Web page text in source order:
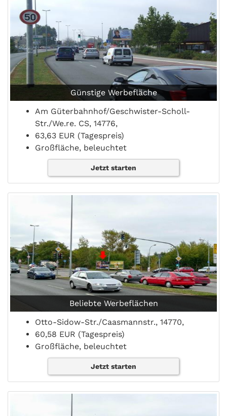
Günstige Werbefläche
Am Güterbahnhof/Geschwister-Scholl-
Str./We.re. CS, 14776,
63,63 EUR (Tagespreis)
Großfläche, beleuchtet
Jetzt starten
Beliebte Werbeflächen
Otto-Sidow-Str./Caasmannstr., 14770,
60,58 EUR (Tagespreis)
Großfläche, beleuchtet
Jetzt starten